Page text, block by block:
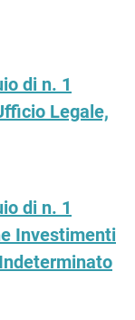
di n. 1
Legale,
di n. 1
Investimenti